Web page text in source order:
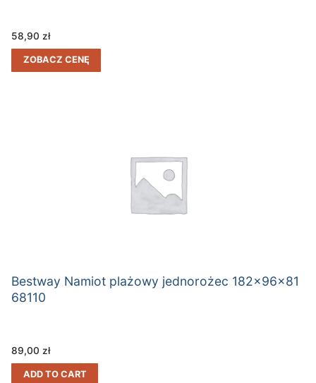
58,90 zł
ZOBACZ CENĘ
Bestway Namiot plażowy jednorożec 182x96x81
68110
89,00 zł
ADD TO CART